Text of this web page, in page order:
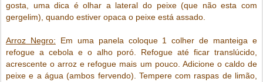
gosta, uma dica é olhar a lateral do peixe (que não esta com
gergelim), quando estiver opaca o peixe está assado.
Arroz Negro: Em uma panela coloque 1 colher de manteiga e
refogue a cebola e o alho poró. Refogue até ficar translúcido,
acrescente o arroz e refogue mais um pouco. Adicione o caldo de
peixe e a água (ambos fervendo). Tempere com raspas de limão,